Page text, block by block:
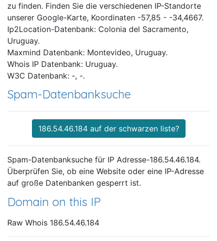
zu finden. Finden Sie die verschiedenen IP-Standorte
unserer Google-Karte, Koordinaten -57,85 - -34,4667.
Ip2Location-Datenbank: Colonia del Sacramento,
Uruguay.
Maxmind Datenbank: Montevideo, Uruguay.
Whois IP Datenbank: Uruguay.
W3C Datenbank: -, -.
Spam-Datenbanksuche
186.54.46.184 auf der schwarzen liste?
Spam-Datenbanksuche für IP Adresse-186.54.46.184.
Überprüfen Sie, ob eine Website oder eine IP-Adresse
auf große Datenbanken gesperrt ist.
Domain on this IP
Raw Whois 186.54.46.184